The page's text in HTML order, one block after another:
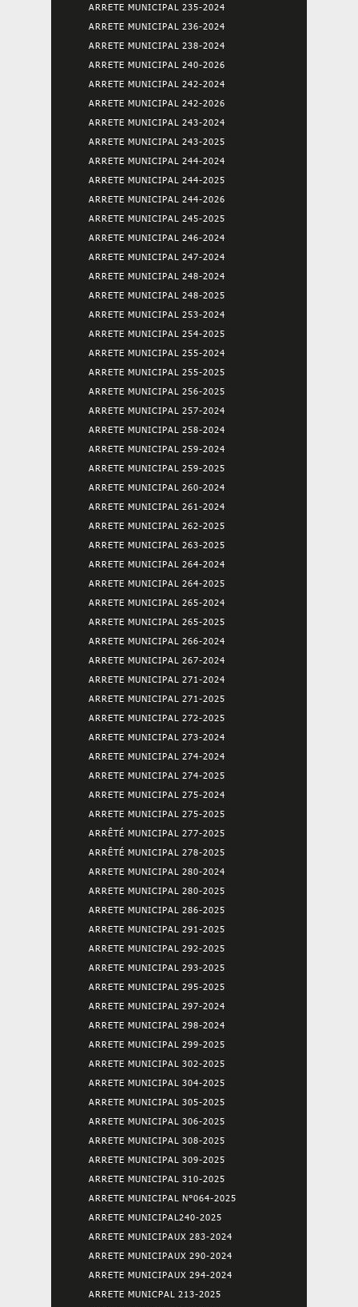
ARRETE MUNICIPAL 235-2024
ARRETE MUNICIPAL 236-2024
ARRETE MUNICIPAL 238-2024
ARRETE MUNICIPAL 240-2026
ARRETE MUNICIPAL 242-2024
ARRETE MUNICIPAL 242-2026
ARRETE MUNICIPAL 243-2024
ARRETE MUNICIPAL 243-2025
ARRETE MUNICIPAL 244-2024
ARRETE MUNICIPAL 244-2025
ARRETE MUNICIPAL 244-2026
ARRETE MUNICIPAL 245-2025
ARRETE MUNICIPAL 246-2024
ARRETE MUNICIPAL 247-2024
ARRETE MUNICIPAL 248-2024
ARRETE MUNICIPAL 248-2025
ARRETE MUNICIPAL 253-2024
ARRETE MUNICIPAL 254-2025
ARRETE MUNICIPAL 255-2024
ARRETE MUNICIPAL 255-2025
ARRETE MUNICIPAL 256-2025
ARRETE MUNICIPAL 257-2024
ARRETE MUNICIPAL 258-2024
ARRETE MUNICIPAL 259-2024
ARRETE MUNICIPAL 259-2025
ARRETE MUNICIPAL 260-2024
ARRETE MUNICIPAL 261-2024
ARRETE MUNICIPAL 262-2025
ARRETE MUNICIPAL 263-2025
ARRETE MUNICIPAL 264-2024
ARRETE MUNICIPAL 264-2025
ARRETE MUNICIPAL 265-2024
ARRETE MUNICIPAL 265-2025
ARRETE MUNICIPAL 266-2024
ARRETE MUNICIPAL 267-2024
ARRETE MUNICIPAL 271-2024
ARRETE MUNICIPAL 271-2025
ARRETE MUNICIPAL 272-2025
ARRETE MUNICIPAL 273-2024
ARRETE MUNICIPAL 274-2024
ARRETE MUNICIPAL 274-2025
ARRETE MUNICIPAL 275-2024
ARRETE MUNICIPAL 275-2025
ARRÊTÉ MUNICIPAL 277-2025
ARRÊTÉ MUNICIPAL 278-2025
ARRETE MUNICIPAL 280-2024
ARRETE MUNICIPAL 280-2025
ARRETE MUNICIPAL 286-2025
ARRETE MUNICIPAL 291-2025
ARRETE MUNICIPAL 292-2025
ARRETE MUNICIPAL 293-2025
ARRETE MUNICIPAL 295-2025
ARRETE MUNICIPAL 297-2024
ARRETE MUNICIPAL 298-2024
ARRETE MUNICIPAL 299-2025
ARRETE MUNICIPAL 302-2025
ARRETE MUNICIPAL 304-2025
ARRETE MUNICIPAL 305-2025
ARRETE MUNICIPAL 306-2025
ARRETE MUNICIPAL 308-2025
ARRETE MUNICIPAL 309-2025
ARRETE MUNICIPAL 310-2025
ARRETE MUNICIPAL N°064-2025
ARRETE MUNICIPAL240-2025
ARRETE MUNICIPAUX 283-2024
ARRETE MUNICIPAUX 290-2024
ARRETE MUNICIPAUX 294-2024
ARRETE MUNICPAL 213-2025